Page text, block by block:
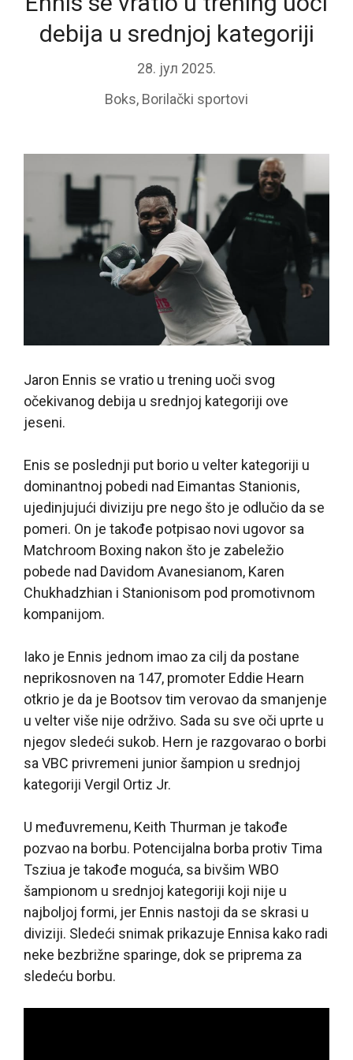
debija u srednjoj kategoriji
28. јул 2025.
Boks, Borilački sportovi
Jaron Ennis se vratio u trening uoči svog
očekivanog debija u srednjoj kategoriji ove
jeseni.
Enis se poslednji put borio u velter kategoriji u
dominantnoj pobedi nad Eimantas Stanionis,
ujedinjujući diviziju pre nego što je odlučio da se
pomeri. On je takođe potpisao novi ugovor sa
Matchroom Boxing nakon što je zabeležio
pobede nad Davidom Avanesianom, Karen
Chukhadzhian i Stanionisom pod promotivnom
kompanijom.
Iako je Ennis jednom imao za cilj da postane
neprikosnoven na 147, promoter Eddie Hearn
otkrio je da je Bootsov tim verovao da smanjenje
u velter više nije održivo. Sada su sve oči uprte u
njegov sledeći sukob. Hern je razgovarao o borbi
sa VBC privremeni junior šampion u srednjoj
kategoriji Vergil Ortiz Jr.
U međuvremenu, Keith Thurman je takođe
pozvao na borbu. Potencijalna borba protiv Tima
Tsziua je takođe moguća, sa bivšim WBO
šampionom u srednjoj kategoriji koji nije u
najboljoj formi, jer Ennis nastoji da se skrasi u
diviziji. Sledeći snimak prikazuje Ennisa kako radi
neke bezbrižne sparinge, dok se priprema za
sledeću borbu.